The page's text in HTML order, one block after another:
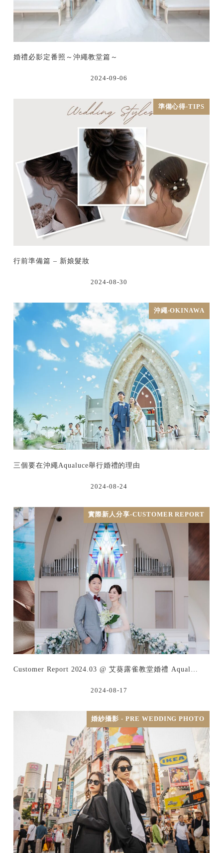
婚禮必影定番照～沖繩教堂篇～
2024-09-06
準備心得-TIPS
行前準備篇 – 新娘髮妝
2024-08-30
沖繩-OKINAWA
三個要在沖繩Aqualuce舉行婚禮的理由
2024-08-24
實際新人分享-CUSTOMER REPORT
Customer Report 2024.03 @ 艾葵露雀教堂婚禮 Aqual…
2024-08-17
婚紗攝影 - PRE WEDDING PHOTO